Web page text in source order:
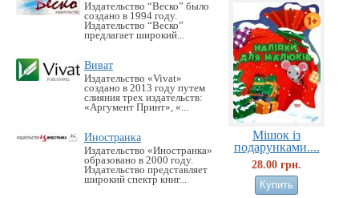
Издательство “Веско” было
создано в 1994 году.
Издательство “Веско”
предлагает широкий...
Виват
Издательство «Vivat»
создано в 2013 году путем
слияния трех издательств:
«Аргумент Принт», «...
Иностранка
Издательство «Иностранка»
образовано в 2000 году.
Издательство представляет
широкий спектр книг...
Мiшок iз
подарунками....
28.00 грн.